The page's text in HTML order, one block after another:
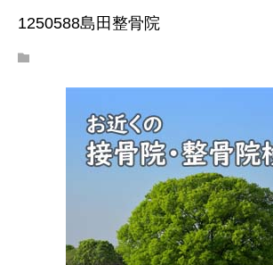
1250588島田整骨院